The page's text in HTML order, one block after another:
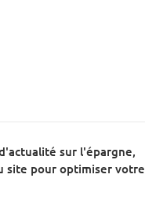
sur l'épargne,
site pour optimiser votre